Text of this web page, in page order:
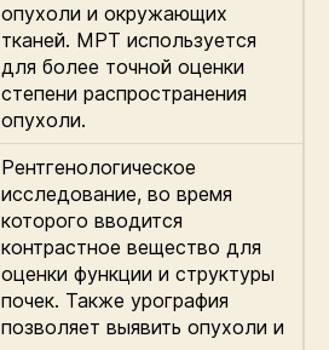
опухоли и окружающих
тканей. МРТ используется
для более точной оценки
степени распространения
опухоли.
Рентгенологическое
исследование, во время
которого вводится
контрастное вещество для
оценки функции и структуры
почек. Также урография
позволяет выявить опухоли и